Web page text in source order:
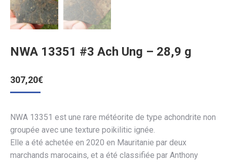
NWA 13351 #3 Ach Ung – 28,9 g
307,20€
NWA 13351 est une rare météorite de type achondrite non
groupée avec une texture poikilitic ignée.
Elle a été achetée en 2020 en Mauritanie par deux
marchands marocains, et a été classifiée par Anthony